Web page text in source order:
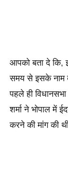
आपको बता दे कि,
समय से इसके नाम
पहले ही
शर्मा ने भोपाल में
करने की मांग की